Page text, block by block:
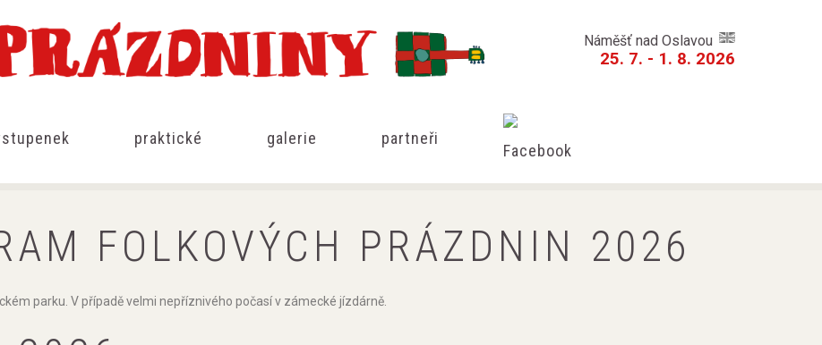
Náměšť nad Oslavou
25. 7. - 1. 8. 2026
praktické galerie partneři
FOLKOVÝCH PRÁZDNIN 2026
parku. V případě velmi nepříznivého počasí v zámecké jízdárně.